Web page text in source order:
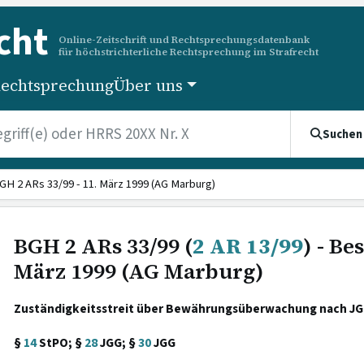
Online-Zeitschrift und Rechtsprechungsdatenbank
für höchstrichterliche Rechtsprechung im Strafrecht
Über uns
Suchen
2 ARs 33/99 - 11. März 1999 (AG Marburg)
BGH 2 ARs 33/99 (2 AR 13/99) -
März 1999 (AG Marburg)
Zuständigkeitsstreit über Bewährungsüberwachung nach
§14StPO; §28JGG; §30JGG